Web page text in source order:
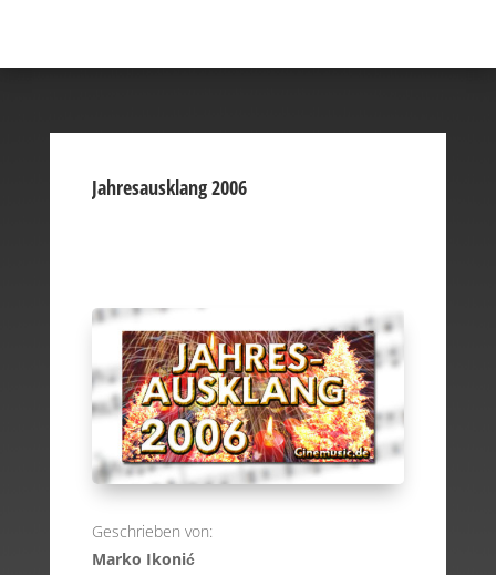
Jahresausklang 2006
Geschrieben von:
Marko Ikonić